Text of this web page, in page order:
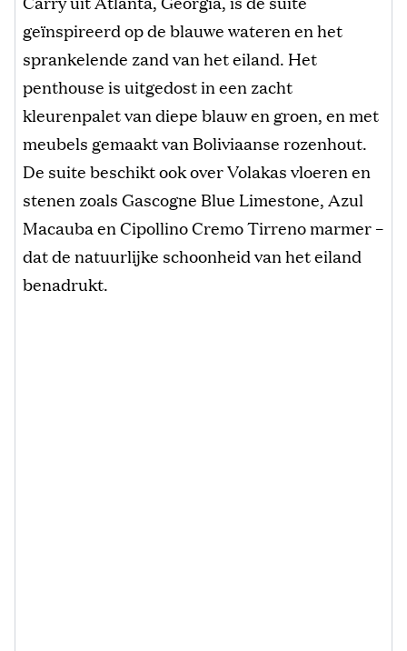
geïnspireerd op de blauwe wateren en het
sprankelende zand van het eiland. Het
penthouse is uitgedost in een zacht
kleurenpalet van diepe blauw en groen, en met
meubels gemaakt van Boliviaanse rozenhout.
De suite beschikt ook over Volakas vloeren en
stenen zoals Gascogne Blue Limestone, Azul
Macauba en Cipollino Cremo Tirreno marmer –
dat de natuurlijke schoonheid van het eiland
benadrukt.